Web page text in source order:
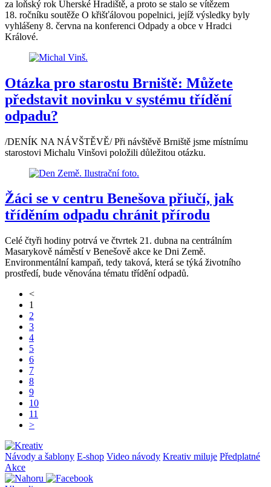
za loňský rok Uherské Hradiště, a proto se stalo se vítězem
18. ročníku soutěže O křišťálovou popelnici, jejíž výsledky byly
vyhlášeny 8. června na konferenci Odpady a obce v Hradci
Králové.
Otázka pro starostu Brniště: Můžete
představit novinku v systému třídění
odpadu?
/DENÍK NA NÁVŠTĚVĚ/ Při návštěvě Brniště jsme místnímu
starostovi Michalu Vinšovi položili důležitou otázku.
Žáci se v centru Benešova přiučí, jak
tříděním odpadu chránit přírodu
Celé čtyři hodiny potrvá ve čtvrtek 21. dubna na centrálním
Masarykově náměstí v Benešově akce ke Dni Země.
Environmentální kampaň, tedy taková, která se týká životního
prostředí, bude věnována tématu třídění odpadů.
<
1
2
3
4
5
6
7
8
9
10
11
>
Návody a šablony E-shop Video návody Kreativ miluje Předplatné
Akce